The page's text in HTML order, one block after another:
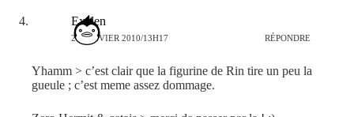
Exelen
27 JANVIER 2010/13H17 RÉPONDRE
Yhamm > c’est clair que la figurine de Rin tire un peu la
gueule ; c’est meme assez dommage.